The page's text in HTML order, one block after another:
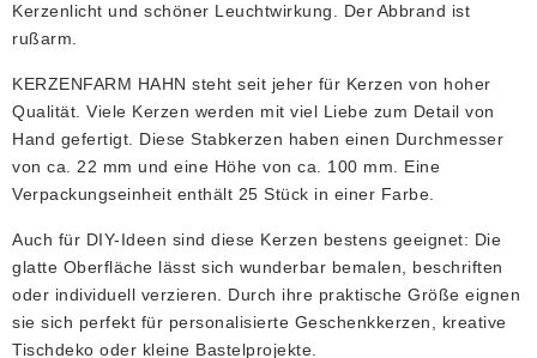
Kerzenlicht und schöner Leuchtwirkung. Der Abbrand ist
rußarm.
KERZENFARM HAHN steht seit jeher für Kerzen von hoher
Qualität. Viele Kerzen werden mit viel Liebe zum Detail von
Hand gefertigt. Diese Stabkerzen haben einen Durchmesser
von ca. 22 mm und eine Höhe von ca. 100 mm. Eine
Verpackungseinheit enthält 25 Stück in einer Farbe.
Auch für DIY-Ideen sind diese Kerzen bestens geeignet: Die
glatte Oberfläche lässt sich wunderbar bemalen, beschriften
oder individuell verzieren. Durch ihre praktische Größe eignen
sie sich perfekt für personalisierte Geschenkkerzen, kreative
Tischdeko oder kleine Bastelprojekte.